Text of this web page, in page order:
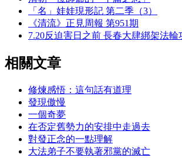
「名」娃娃現形記 第二季（3）
《清流》正見周報 第951期
7.20反迫害日之前 長春大肆綁架法輪
相關文章
修煉感悟：這句話有道理
發現傲慢
一個奇夢
在否定舊勢力的安排中走過去
對發正念的一點理解
大法弟子不要執著邪黨的滅亡